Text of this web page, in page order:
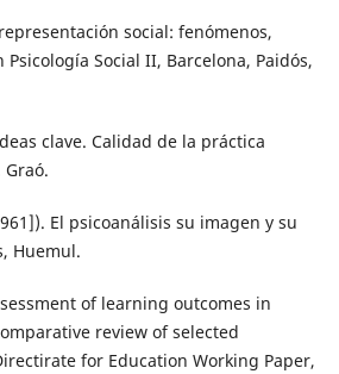
social: fenómenos,
Social II, Barcelona, Paidós,
clave. Calidad de la práctica
El psicoanálisis su imagen y su
Huemul.
of learning outcomes in
review of selected
for Education Working Paper,